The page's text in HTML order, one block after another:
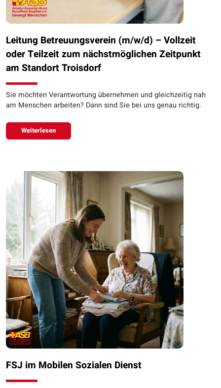
Leitung Betreuungsverein (m/w/d) – Vollzeit
oder Teilzeit zum nächstmöglichen Zeitpunkt
am Standort Troisdorf
Sie möchten Verantwortung übernehmen und gleichzeitig nah
am Menschen arbeiten? Dann sind Sie bei uns genau richtig.
Weiterlesen
FSJ im Mobilen Sozialen Dienst